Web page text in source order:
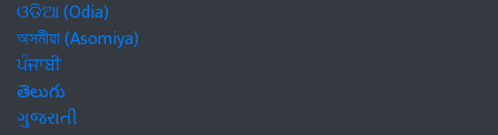
ଓଡିଆ (Odia)
অসমীয়া (Asomiya)
ਪੰਜਾਬੀ
తెలుగు
ગુજરાતી